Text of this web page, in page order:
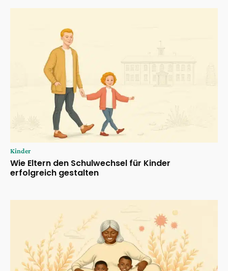
Kinder
Wie Eltern den Schulwechsel für Kinder
erfolgreich gestalten